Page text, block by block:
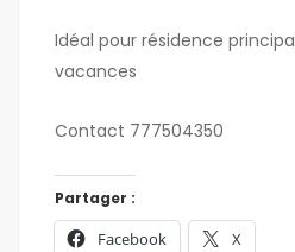
Idéal pour résidence
vacances
Contact 777504350
Partager :
Facebook X